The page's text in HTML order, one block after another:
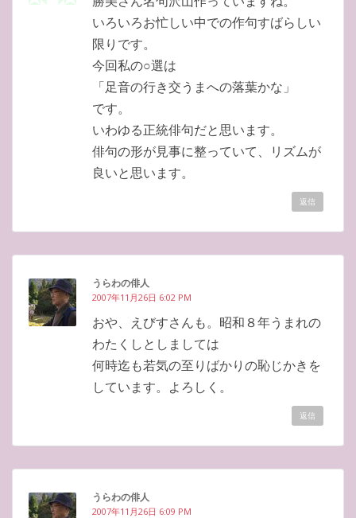
いろいろお忙しい中での作句すばらしい
限りです。
今回私の○選は
「足音の行き交うまへの落葉かな」
です。
いわゆる正統俳句だと思います。
俳句の形が見事に整っていて、リズムが
良いと思います。
返信
うらわの俳人
2007年11月26日 6:02 PM
おや、えびすさんも。昭和８年うまれの
わたくしとしましては
何時迄も若気の至りばかりの恥じかきを
しています。よろしく。
返信
うらわの俳人
2007年11月26日 6:09 PM